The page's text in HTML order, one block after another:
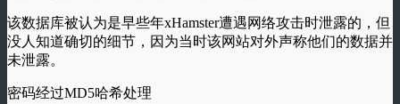
该数据库被认为是早些年xHamster遭遇网络攻击时泄露的，但
没人知道确切的细节，因为当时该网站对外声称他们的数据并
未泄露。
密码经过MD5哈希处理